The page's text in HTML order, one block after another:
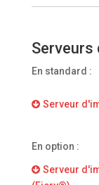
Serveurs
En standard :
Serveur
En option :
Serveur